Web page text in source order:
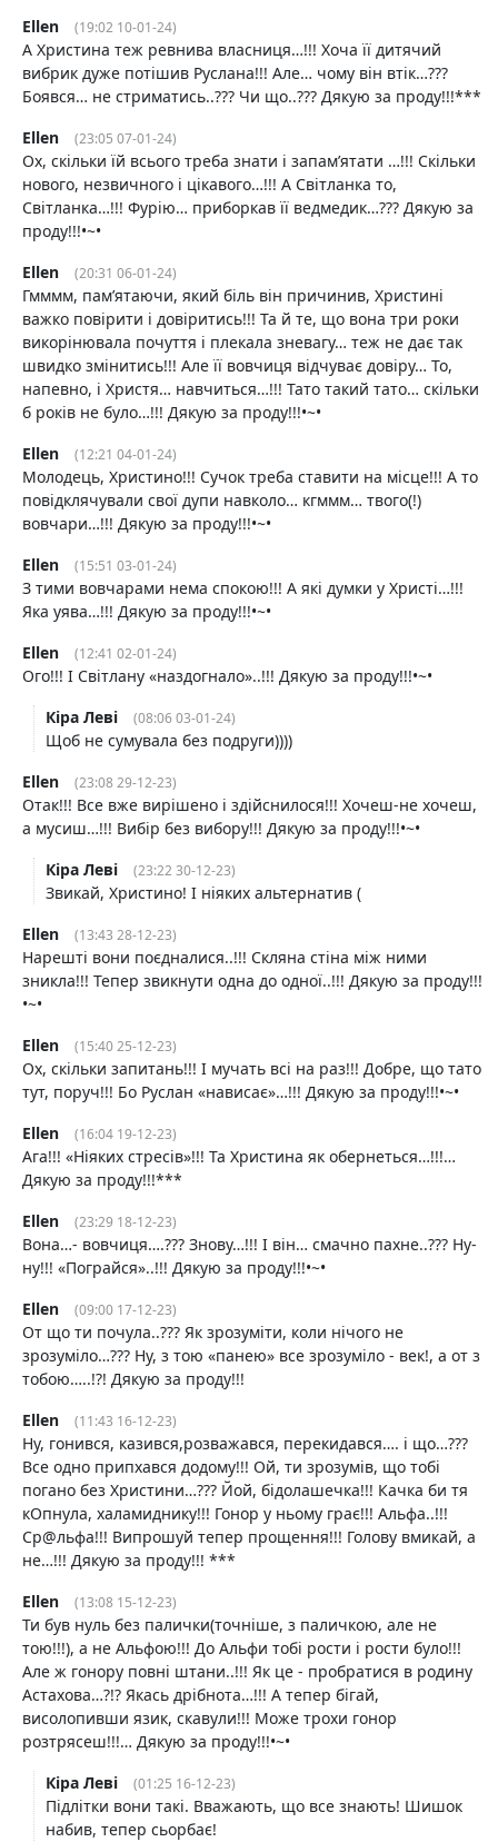
Ellen (19:02 10-01-24)
А Христина теж ревнива власниця…!!! Хоча її дитячий
вибрик дуже потішив Руслана!!! Але… чому він втік…???
Боявся… не стриматись..??? Чи що..??? Дякую за проду!!!***
Ellen
(23:05 07-01-24)
Ох, скільки їй всього треба знати і запамʼятати …!!! Скільки
нового, незвичного і цікавого…!!! А Світланка то,
Світланка…!!! Фурію… приборкав її ведмедик…??? Дякую за
проду!!!•~•
Ellen
(20:31 06-01-24)
Гмммм, памʼятаючи, який біль він причинив, Христині
важко повірити і довіритись!!! Та й те, що вона три роки
викорінювала почуття і плекала зневагу… теж не дає так
швидко змінитись!!! Але її вовчиця відчуває довіру… То,
напевно, і Христя… навчиться…!!! Тато такий тато… скільки
б років не було…!!! Дякую за проду!!!•~•
Ellen
(12:21 04-01-24)
Молодець, Христино!!! Сучок треба ставити на місце!!! А то
повідклячували свої дупи навколо… кгммм… твого(!)
вовчари…!!! Дякую за проду!!!•~•
Ellen
(15:51 03-01-24)
З тими вовчарами нема спокою!!! А які думки у Христі…!!!
Яка уява…!!! Дякую за проду!!!•~•
Ellen
(12:41 02-01-24)
Ого!!! І Світлану «наздогнало»..!!! Дякую за проду!!!•~•
Кіра Леві
(08:06 03-01-24)
Щоб не сумувала без подруги))))
Ellen
(23:08 29-12-23)
Отак!!! Все вже вирішено і здійснилося!!! Хочеш-не хочеш,
а мусиш…!!! Вибір без вибору!!! Дякую за проду!!!•~•
Кіра Леві
(23:22 30-12-23)
Звикай, Христино! І ніяких альтернатив (
Ellen
(13:43 28-12-23)
Нарешті вони поєдналися..!!! Скляна стіна між ними
зникла!!! Тепер звикнути одна до одної..!!! Дякую за проду!!!
•~•
Ellen
(15:40 25-12-23)
Ох, скільки запитань!!! І мучать всі на раз!!! Добре, що тато
тут, поруч!!! Бо Руслан «нависає»…!!! Дякую за проду!!!•~•
Ellen
(16:04 19-12-23)
Ага!!! «Ніяких стресів»!!! Та Христина як обернеться…!!!…
Дякую за проду!!!***
Ellen
(23:29 18-12-23)
Вона…- вовчиця….??? Знову…!!! І він… смачно пахне..??? Ну-
ну!!! «Пограйся»..!!! Дякую за проду!!!•~•
Ellen
(09:00 17-12-23)
От що ти почула..??? Як зрозуміти, коли нічого не
зрозуміло…??? Ну, з тою «панею» все зрозуміло - век!, а от з
тобою…..!?! Дякую за проду!!!
Ellen
(11:43 16-12-23)
Ну, гонився, казився,розважався, перекидався…. і що…???
Все одно припхався додому!!! Ой, ти зрозумів, що тобі
погано без Христини…??? Йой, бідолашечка!!! Качка би тя
кОпнула, халамиднику!!! Гонор у ньому грає!!! Альфа..!!!
Ср@льфа!!! Випрошуй тепер прощення!!! Голову вмикай, а
не…!!! Дякую за проду!!! ***
Ellen
(13:08 15-12-23)
Ти був нуль без палички(точніше, з паличкою, але не
тою!!!), а не Альфою!!! До Альфи тобі рости і рости було!!!
Але ж гонору повні штани..!!! Як це - пробратися в родину
Астахова…?!? Якась дрібнота…!!! А тепер бігай,
висолопивши язик, скавули!!! Може трохи гонор
розтрясеш!!!… Дякую за проду!!!•~•
Кіра Леві
(01:25 16-12-23)
Підлітки вони такі. Вважають, що все знають! Шишок
набив, тепер сьорбає!